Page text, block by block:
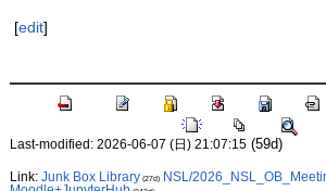
[edit]
Last-modified: 2026-06-07 (日) 21:07:15(59d)
Link: Junk Box Library(27d) NSL/